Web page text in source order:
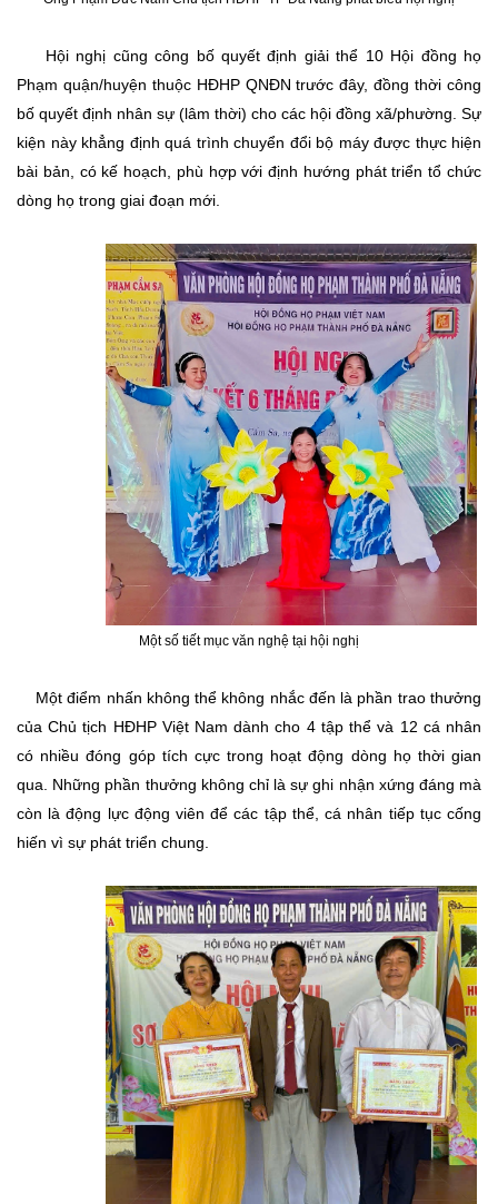
Hội nghị cũng công bố quyết định giải thể 10 Hội đồng họ
Phạm quận/huyện thuộc HĐHP QNĐN trước đây, đồng thời công
bố quyết định nhân sự (lâm thời) cho các hội đồng xã/phường. Sự
kiện này khẳng định quá trình chuyển đổi bộ máy được thực hiện
bài bản, có kế hoạch, phù hợp với định hướng phát triển tổ chức
dòng họ trong giai đoạn mới.
Một số tiết mục văn nghệ tại hội nghị
Một điểm nhấn không thể không nhắc đến là phần trao thưởng
của Chủ tịch HĐHP Việt Nam dành cho 4 tập thể và 12 cá nhân
có nhiều đóng góp tích cực trong hoạt động dòng họ thời gian
qua. Những phần thưởng không chỉ là sự ghi nhận xứng đáng mà
còn là động lực động viên để các tập thể, cá nhân tiếp tục cống
hiến vì sự phát triển chung.